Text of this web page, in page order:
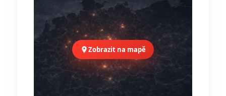
Zobrazit na mapě